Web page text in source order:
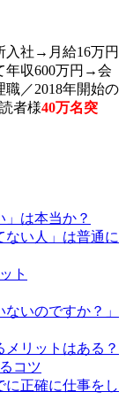
入社→月給16万円
年収600万円→会
／2018年開始の
者様40万名突
」は本当か？
ない人」は普通に
ト
いのですか？」
リットはある？
コツ
に正確に仕事をし